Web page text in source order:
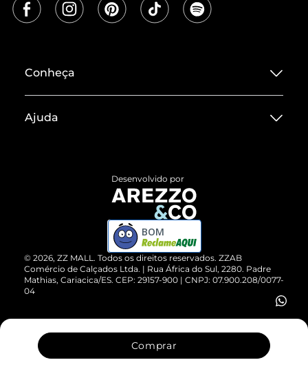
Comprar
Conheça
Termos de Uso
ZZ MALL é confiável
Cartão Presente
Vendas Corporativas
Ajuda
Devolução do Produto
Compre pelo WhatsApp
© 2026, ZZ MALL. Todos os direitos reservados. ZZAB
Comércio de Calçados Ltda. | Rua África do Sul, 2280. Padre
Mathias, Cariacica/ES. CEP: 29157-900 | CNPJ: 07.900.208/0077-
04
Desenvolvido por
BOM